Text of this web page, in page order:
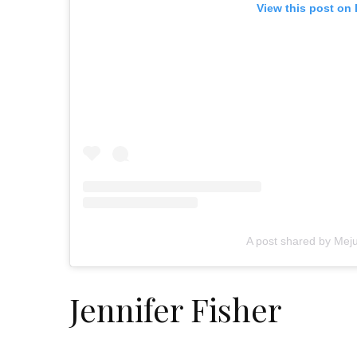
View this post on
A post shared by
Jennifer Fisher